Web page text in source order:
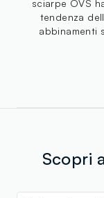
sciarpe OVS
tendenza
abbinamenti
Scopri